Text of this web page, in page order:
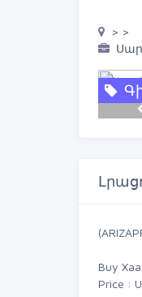
> >
Buy
Price :